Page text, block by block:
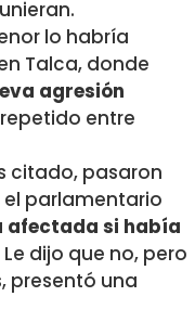
lo habría
Talca, donde
agresión
entre
citado, pasaron
el parlamentario
afectada si había
Le dijo que no, pero
presentó una